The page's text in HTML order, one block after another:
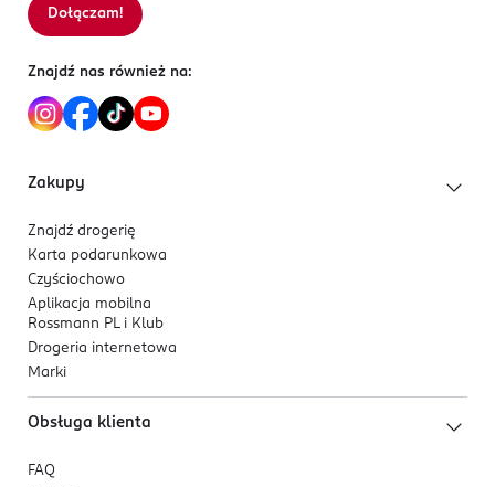
Sortowanie wg
Dołączam!
Znajdź nas również na:
Zakupy
Znajdź drogerię
Karta podarunkowa
Czyściochowo
Aplikacja mobilna
Rossmann PL i Klub
Drogeria internetowa
Marki
Obsługa klienta
FAQ